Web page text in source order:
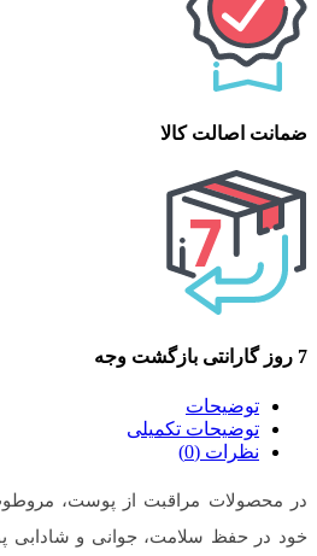
ضمانت اصالت کالا
7 روز گارانتی بازگشت وجه
توضیحات
توضیحات تکمیلی
نظرات (0)
در محصولات مراقبت از پوست،
خود در حفظ سلامت، جوانی و شادابی